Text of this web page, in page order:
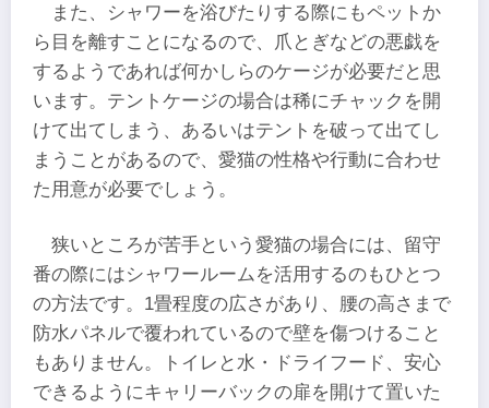
また、シャワーを浴びたりする際にもペットか
ら目を離すことになるので、爪とぎなどの悪戯を
するようであれば何かしらのケージが必要だと思
います。テントケージの場合は稀にチャックを開
けて出てしまう、あるいはテントを破って出てし
まうことがあるので、愛猫の性格や行動に合わせ
た用意が必要でしょう。
狭いところが苦手という愛猫の場合には、留守
番の際にはシャワールームを活用するのもひとつ
の方法です。1畳程度の広さがあり、腰の高さまで
防水パネルで覆われているので壁を傷つけること
もありません。トイレと水・ドライフード、安心
できるようにキャリーバックの扉を開けて置いた